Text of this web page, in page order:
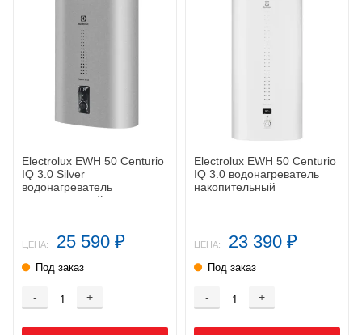
Electrolux EWH 50 Centurio
IQ 3.0 Silver
водонагреватель
накопительный
ЦЕНА: 25 590 ₽
Под заказ
- +
Electrolux EWH 50 Centurio
IQ 3.0 водонагреватель
накопительный
ЦЕНА: 23 390 ₽
Под заказ
- +